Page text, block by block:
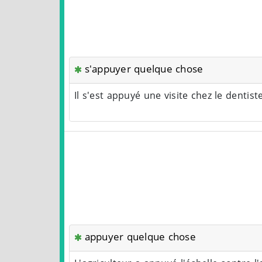
s'appuyer quelque chose
Il s'est appuyé une visite chez le
appuyer quelque chose